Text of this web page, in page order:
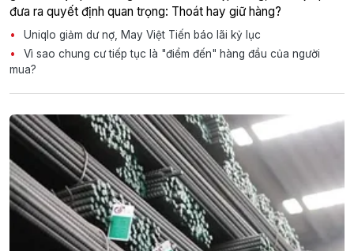
đưa ra quyết định quan trọng: Thoát hay giữ hàng?
Uniqlo giảm dư nợ, May Việt Tiến báo lãi kỷ lục
Vì sao chung cư tiếp tục là "điểm đến" hàng đầu của người
mua?